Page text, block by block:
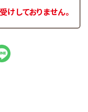
しておりません。